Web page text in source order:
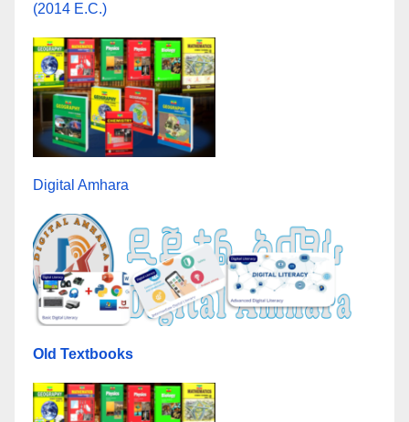
(2014 E.C.)
Digital Amhara
Old Textbooks